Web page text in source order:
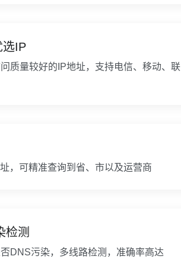
选IP
质量较好的IP地址，支持电信、移动、联
，可精准查询到省、市以及运营商
检测
DNS污染，多线路检测，准确率高达